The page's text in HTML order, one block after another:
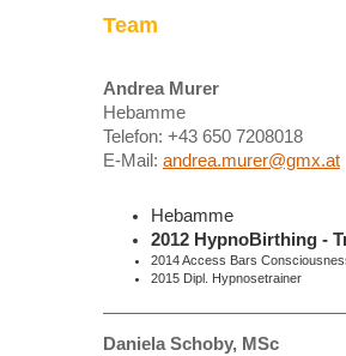
Team
Andrea Murer
Hebamme
Telefon: +43 650 7208018
E-Mail: andrea.murer@gmx.at
Hebamme
2012 HypnoBirthing -
2014 Access Bars
2015 Dipl. Hypnosetrainer
Daniela Schoby, MSc